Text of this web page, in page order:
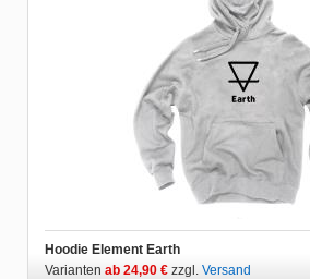
Hoodie Element Earth
Varianten ab 24,90 € zzgl. Versand